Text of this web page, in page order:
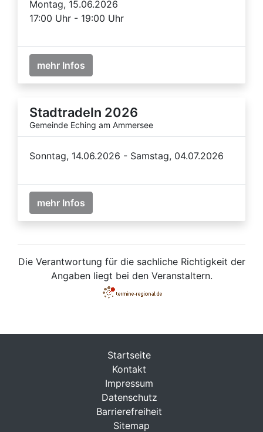
Montag, 15.06.2026
17:00 Uhr - 19:00 Uhr
mehr Infos
Stadtradeln 2026
Gemeinde Eching am Ammersee
Sonntag, 14.06.2026 - Samstag, 04.07.2026
mehr Infos
Die Verantwortung für die sachliche Richtigkeit der
Angaben liegt bei den Veranstaltern.
Startseite
Kontakt
Impressum
Datenschutz
Barrierefreiheit
Sitemap